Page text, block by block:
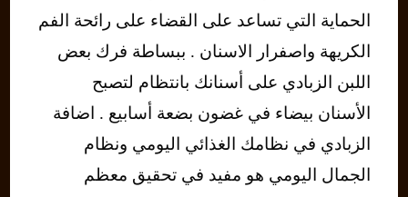
الحماية التي تساعد على القضاء على رائحة الفم
الكريهة واصفرار الاسنان . ببساطة فرك بعض
اللبن الزبادي على أسنانك بانتظام لتصبح
الأسنان بيضاء في غضون بضعة أسابيع . اضافة
الزبادي في نظامك الغذائي اليومي ونظام
الجمال اليومي هو مفيد في تحقيق معظم